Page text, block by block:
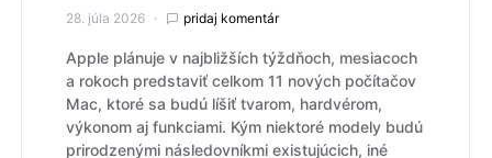
28. júla 2026 pridaj komentár
Apple plánuje v najbližších týždňoch, mesiacoch
a rokoch predstaviť celkom 11 nových počítačov
Mac, ktoré sa budú líšiť tvarom, hardvérom,
výkonom aj funkciami. Kým niektoré modely budú
prirodzenými následovníkmi existujúcich, iné